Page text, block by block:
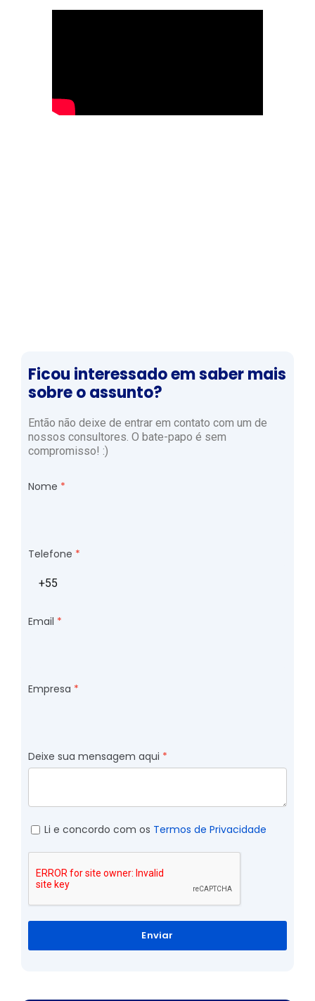
Ficou interessado em saber mais
sobre o assunto?
Então não deixe de entrar em contato com um de
nossos consultores. O bate-papo é sem
compromisso! :)
Nome
Telefone
Email
Empresa
Deixe sua mensagem aqui
Li e concordo com os Termos de Privacidade
Enviar